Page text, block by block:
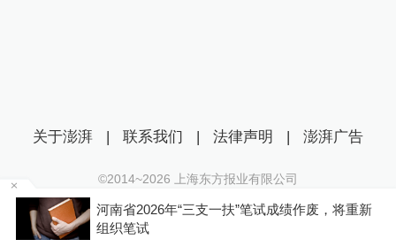
河南省2026年“三支一扶”笔试成绩作废，将重新
组织笔试
关于澎湃 | 联系我们 | 法律声明 | 澎湃广告
©2014~2026 上海东方报业有限公司
沪ICP证：沪B2-20170116 | 沪ICP备14003370号
互联网新闻信息服务许可证：31120170006